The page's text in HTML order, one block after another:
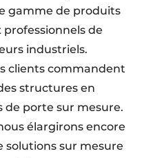
gamme de produits
de
industriels.
clients commandent
structures en
de porte sur mesure.
élargirons encore
sur mesure